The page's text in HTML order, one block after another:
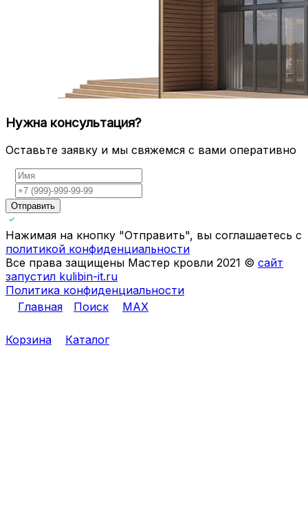
Нужна консультация?
Оставьте заявку и мы свяжемся с вами оперативно
Отправить
Нажимая на кнопку "Отправить", вы соглашаетесь с
политикой конфиденциальности
Все права защищены Мастер кровли 2021 © сайт
запустил kulibin-it.ru
Политика конфиденциальности
Главная
Поиск MAX
Корзина Каталог